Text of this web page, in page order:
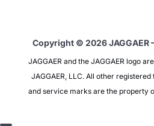
Copyright © 2026 JAGGAER
JAGGAER and the JAGGAER logo
JAGGAER, LLC. All other
and service marks are the property